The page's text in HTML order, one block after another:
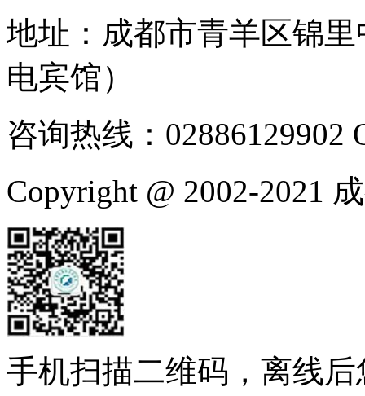
地址：成都市青羊区锦
电宾馆）
咨询热线：02886129902
Copyright @ 2002-2021
手机扫描二维码，离线